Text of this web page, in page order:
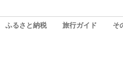
ふるさと納税 旅行ガイド そ